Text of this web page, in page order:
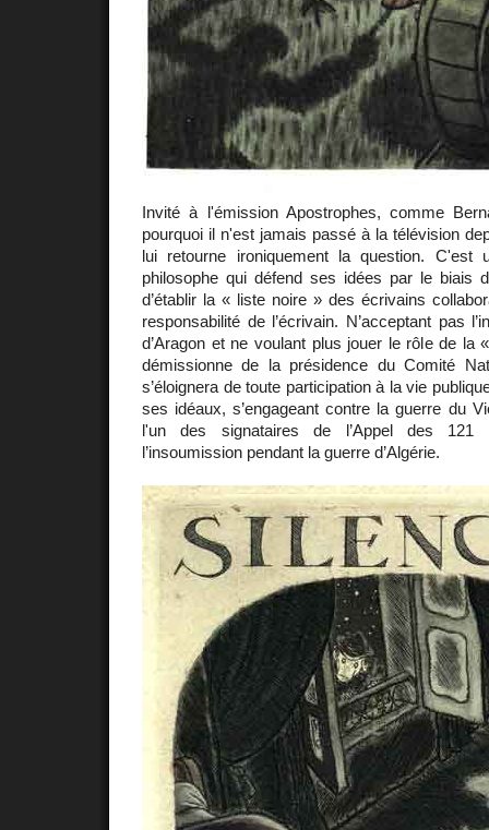
Invité à l'émission Apostrophes, comme
pourquoi il n'est jamais passé à la télévision
lui retourne ironiquement la question. C'est
philosophe qui défend ses idées par le biais
d’établir la « liste noire » des écrivains
responsabilité de l’écrivain. N’acceptant pas
d’Aragon et ne voulant plus jouer le rôle de la
démissionne de la présidence du Comité
s’éloignera de toute participation à la vie
ses idéaux, s’engageant contre la guerre du
l'un des signataires de l’Appel des
l’insoumission pendant la guerre d’Algérie.